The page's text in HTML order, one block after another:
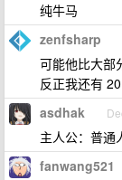
纯牛马
zenfsharp
可能他比大部
反正我还有
asdhak
主人公：普通
fanwang521